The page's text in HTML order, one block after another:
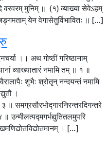
मुनिम् ॥ (१) व्याख्या सेवेऽहम्
येन वेगासेतुर्विभावितः ॥ […]
।। अथ गोष्ठीं गरिष्ठानाम्
व्याख्यातारं नमामि तम् ॥ १ ॥
शुभैः श्रोतृन् नन्दयन्तं नमामि
।
समग्रसौरभोद्गारनिरन्तरदिगन्तरे
उन्मीलत्पद्मगर्भद्युतितलमुपरि
। […]